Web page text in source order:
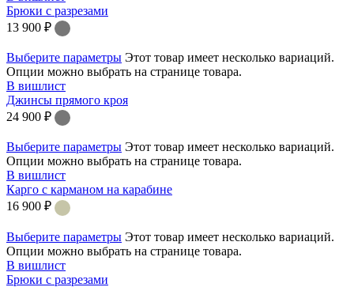
Брюки с разрезами
13 900 ₽
Выберите параметры Этот товар имеет несколько вариаций.
Опции можно выбрать на странице товара.
В вишлист
Джинсы прямого кроя
24 900 ₽
Выберите параметры Этот товар имеет несколько вариаций.
Опции можно выбрать на странице товара.
В вишлист
Карго с карманом на карабине
16 900 ₽
Выберите параметры Этот товар имеет несколько вариаций.
Опции можно выбрать на странице товара.
В вишлист
Брюки с разрезами